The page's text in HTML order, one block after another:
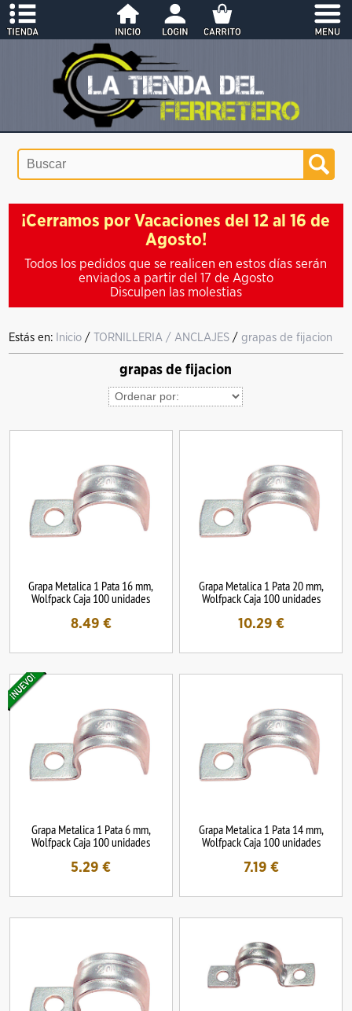
¡Cerramos por Vacaciones del 12 al 16 de
Agosto!
Todos los pedidos que se realicen en estos días serán
enviados a partir del 17 de Agosto
Disculpen las molestias
Estás en: Inicio /TORNILLERIA / ANCLAJES / grapas de fijacion
grapas de fijacion
Grapa Metalica 1 Pata 16 mm,
Wolfpack Caja 100 unidades
8.49 €
Grapa Metalica 1 Pata 20 mm,
Wolfpack Caja 100 unidades
10.29 €
Grapa Metalica 1 Pata 6 mm,
Wolfpack Caja 100 unidades
5.29 €
Grapa Metalica 1 Pata 14 mm,
Wolfpack Caja 100 unidades
7.19 €